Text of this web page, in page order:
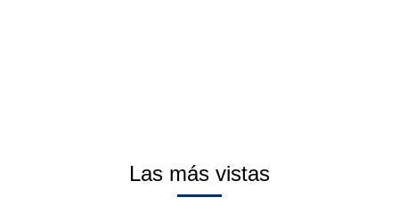
Las más vistas